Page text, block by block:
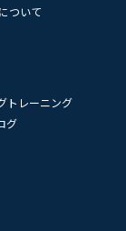
ついて
トレーニング
グ